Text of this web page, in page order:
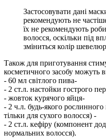
Застосовувати дані
рекомендують не
їх не рекомендують
волосся, оскільки під
зміниться колір
Також для приготування
косметичного засобу можуть
- 60 мл світлого пива-
- 2 ст.л. настойки гострого
- жовток курячого яйця-
- 2 ч.л. будь-якого
тільки для сухого волосся) -
- 2 ст.л. кефіру (компонент
нормальних волосся).